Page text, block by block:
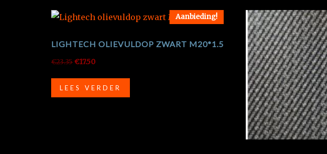
Aanbieding!
LIGHTECH OLIEVULDOP ZWART M20*1.5
€23.35Oorspronkelijke
was:
€23.35.
€17.50Huidige
is:
€17.50.
LEES VERDER